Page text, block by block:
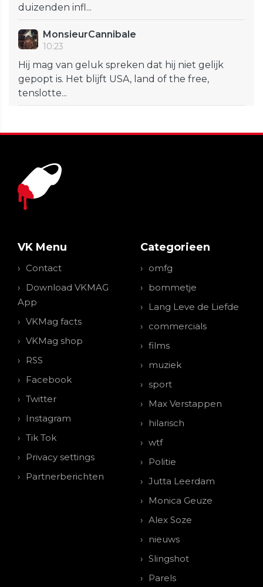
duizenden infl...
MonsieurCannibale
10:23
Hij mag van geluk spreken dat hij niet gelijk
gepopt is. Het blijft USA, land of the free,
tenslotte...
VK Menu
Contact
Download VKMAG
App
VKMag facts
VKMag shop
RSS
Facebook
Twitter
Instagram
Tik Tok
Privacy settings
Partnerberichten
Categorieen
omfg
bommetje
Lang Leve de Liefde
commercials
films
muziek
sport
Max Verstappen
hilarisch
wtf
Politie
Jutta Leerdam
Monica Geuze
Alex Soze
nieuws
Slingshot
Parels